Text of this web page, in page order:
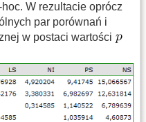
W rezultacie oprócz
par porównań i
w postaci wartości